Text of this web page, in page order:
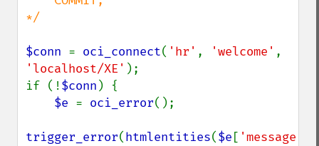
*/
$conn = oci_connect( 'hr' , 'welcome'
'localhost/XE' );
if (!$conn ) {
$e = oci_error();
trigger_error(htmlentities($e [ 'message'